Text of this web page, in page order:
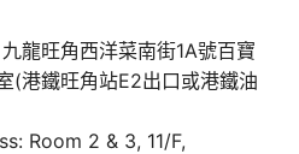
龍旺角西洋菜南街1A號百寶
(港鐵旺角站E2出口或港鐵油
Room 2 & 3, 11/F,